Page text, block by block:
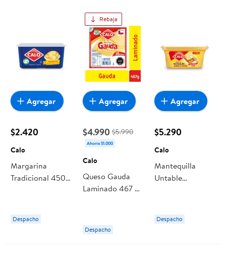
$2.420
Calo
Margarina
Tradicional 450
Despacho
Agregar
Rebaja
$4.990 $5.990
Ahorra $1.000
Calo
Queso Gauda
Laminado 467 g
Despacho
Agregar
$5.290
Calo
Mantequilla
Untable
Despacho
Agregar